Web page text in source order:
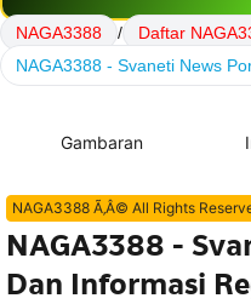
NAGA3388 / Daftar
NAGA3388 - Svaneti News
Gambaran
NAGA3388 Ã‚Â© All Rights
NAGA3388 -
Dan Informasi